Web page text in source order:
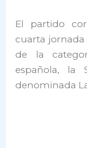
El partido
cuarta
de la
española, la
denominada